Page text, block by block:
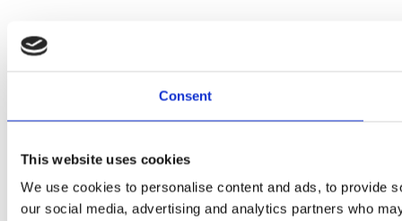
Consent
This website uses cookies
We use cookies to personalise content and ads, to provide
our social media, advertising and analytics partners who